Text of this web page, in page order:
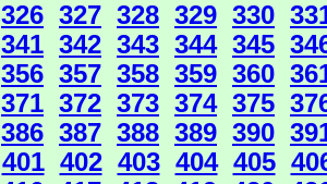
326 327 328 329 330
341 342 343 344 345
356 357 358 359 360
371 372 373 374 375
386 387 388 389 390
401 402 403 404 405